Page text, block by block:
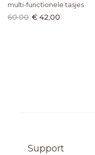
multi-functionele tasjes
60.00 € 42,00
Support